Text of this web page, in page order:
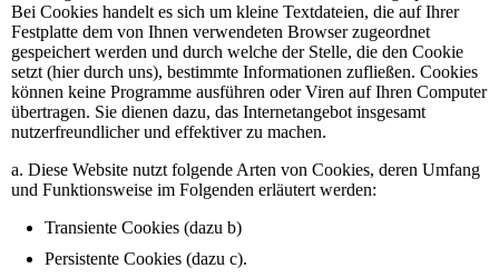
Bei Cookies handelt es sich um kleine Textdateien, die auf Ihrer
Festplatte dem von Ihnen verwendeten Browser zugeordnet
gespeichert werden und durch welche der Stelle, die den Cookie
setzt (hier durch uns), bestimmte Informationen zufließen. Cookies
können keine Programme ausführen oder Viren auf Ihren Computer
übertragen. Sie dienen dazu, das Internetangebot insgesamt
nutzerfreundlicher und effektiver zu machen.
a. Diese Website nutzt folgende Arten von Cookies, deren Umfang
und Funktionsweise im Folgenden erläutert werden:
Transiente Cookies (dazu b)
Persistente Cookies (dazu c).